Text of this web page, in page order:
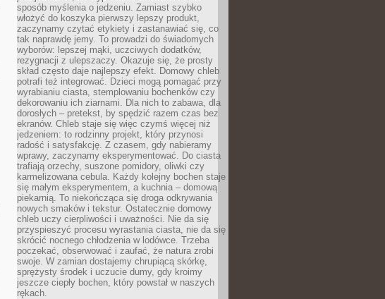
sposób myślenia o jedzeniu. Zamiast szybko
włożyć do koszyka pierwszy lepszy produkt,
zaczynamy czytać etykiety i zastanawiać się, co
tak naprawdę jemy. To prowadzi do świadomych
wyborów: lepszej mąki, uczciwych dodatków,
rezygnacji z ulepszaczy. Okazuje się, że prosty
skład często daje najlepszy efekt. Domowy chleb
potrafi też integrować. Dzieci mogą pomagać przy
wyrabianiu ciasta, stemplowaniu bochenków czy
dekorowaniu ich ziarnami. Dla nich to zabawa, dla
dorosłych – pretekst, by spędzić razem czas bez
ekranów. Chleb staje się więc czymś więcej niż
jedzeniem: to rodzinny projekt, który przynosi
radość i satysfakcję. Z czasem, gdy nabieramy
wprawy, zaczynamy eksperymentować. Do ciasta
trafiają orzechy, suszone pomidory, oliwki czy
karmelizowana cebula. Każdy kolejny bochen staje
się małym eksperymentem, a kuchnia – domową
piekarnią. To niekończąca się droga odkrywania
nowych smaków i tekstur. Ostatecznie domowy
chleb uczy cierpliwości i uważności. Nie da się
przyspieszyć procesu wyrastania ciasta, nie da się
skrócić nocnego chłodzenia w lodówce. Trzeba
poczekać, obserwować i zaufać, że natura zrobi
swoje. W zamian dostajemy chrupiącą skórkę,
sprężysty środek i uczucie dumy, gdy kroimy
jeszcze ciepły bochen, który powstał w naszych
rękach.